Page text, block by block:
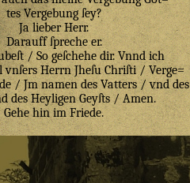
tes Vergebung ſey?
Ja lieber Herr.
Darauff ſpreche er.
/ So geſchehe dir. Vnnd ich
Herrn Jheſu Chriſti / Verge=
/ Jm namen des Vatters / vnd des
des Heyligen Geyſts / Amen.
Gehe hin im Friede.